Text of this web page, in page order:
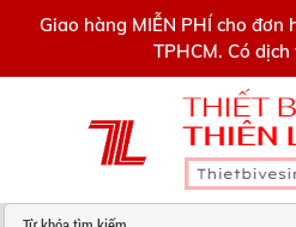
Giao hàng MIỄN PHÍ cho
TPHCM. Có
0909445903